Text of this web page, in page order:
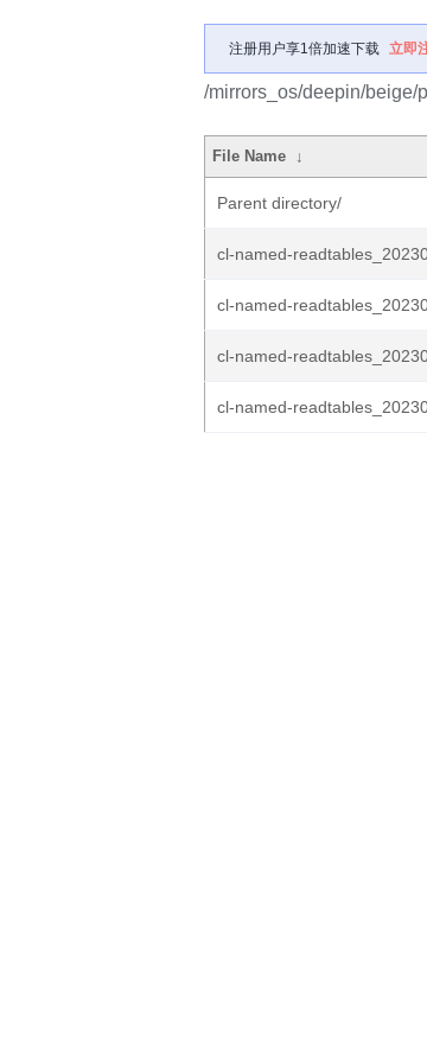
注册用户享1倍加速下载 立即
/mirrors_os/deepin/beige/
File Name ↓
Parent directory/
cl-named-
cl-named-
cl-named-
cl-named-